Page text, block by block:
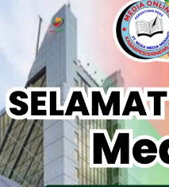
Zulkifli Z (Nomor Urut 1)
Jelang Ekspedisi Merah
Listrik Diberlakukan
Buka Solusi Tambang